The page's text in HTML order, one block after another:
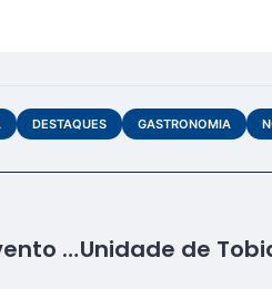
DESTAQUES GASTRONOMIA
Senac Sergipe participa do maior evento de beleza do Estado